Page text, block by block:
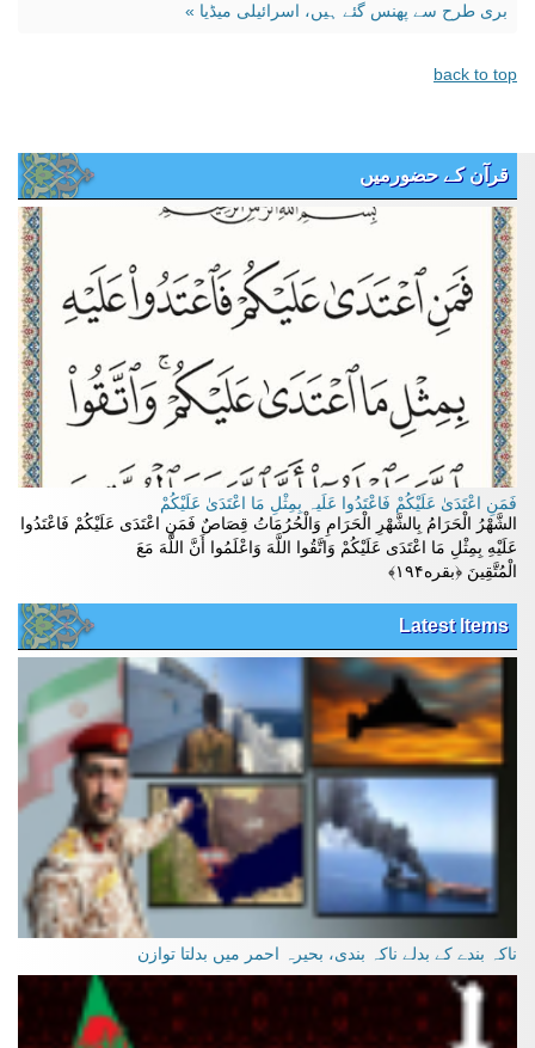
بری طرح سے پھنس گئے ہیں، اسرائیلی میڈیا »
back to top
قرآن کے حضورمیں
فَمَنِ اعْتَدَىٰ عَلَيْكُمْ فَاعْتَدُوا عَلَيہ بِمِثْلِ مَا اعْتَدَىٰ عَلَيْكُمْ
الشَّهْرُ الْحَرَامُ بِالشَّهْرِ الْحَرَامِ وَالْحُرُمَاتُ قِصَاصٌ فَمَنِ اعْتَدَى عَلَيْكُمْ فَاعْتَدُوا
عَلَيْهِ بِمِثْلِ مَا اعْتَدَى عَلَيْكُمْ وَاتَّقُوا اللَّهَ وَاعْلَمُوا أَنَّ اللَّهَ مَعَ
الْمُتَّقِينَ ﴿بقره۱۹۴﴾
Latest Items
ناکہ بندے کے بدلے ناکہ بندی، بحیرہ احمر میں بدلتا توازن